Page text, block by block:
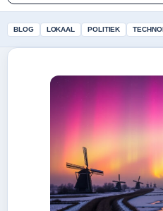
BLOG LOKAAL POLITIEK